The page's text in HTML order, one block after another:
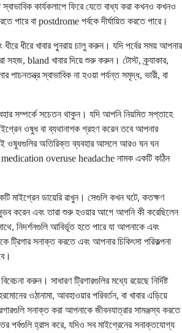
কার্যকলাপে ফিরে যেতে বাধ্য করা কখনও কখনও
পারে বা postdrome পর্বকে দীর্ঘায়িত করতে পারে।
ধীরে ধীরে খাবার পুনরায় চালু করুন। যদি পর্বের সময় আপনার
সহজ, bland খাবার দিয়ে শুরু করুন। টোস্ট, ক্র্যাকার,
পাচনতন্ত্র স্বাভাবিক না হওয়া পর্যন্ত সমৃদ্ধ, ভারী, বা
সম্পর্কে সচেতন থাকুন। যদি আপনি নিয়মিত সপ্তাহে
ওষুধ বা ব্যথানাশক গ্রহণ করেন তবে আপনার
ওষুধগুলির অতিরিক্ত ব্যবহার আসলে আরও ঘন ঘন
medication overuse headache নামক একটি কঠিন
মাইগ্রেন ডায়েরি রাখুন। সেগুলি কখন ঘটে, কতক্ষণ
করেন এবং তারা শুরু হওয়ার আগে আপনি কী করেছিলেন
নিদর্শনগুলি আবির্ভূত হতে পারে যা আপনাকে এবং
ট্রিগার সনাক্ত করতে এবং আপনার চিকিৎসা পরিকল্পনা
করুন। সাধারণ ট্রিগারগুলির মধ্যে রয়েছে নির্দিষ্ট
ওঠানামা, আবহাওয়ার পরিবর্তন, বা খাবার এড়িয়ে
সনাক্ত করা আপনাকে জীবনযাত্রার সামঞ্জস্য করতে
পর্বগুলি হ্রাস করে, যদিও সব মাইগ্রেনের সনাক্তযোগ্য